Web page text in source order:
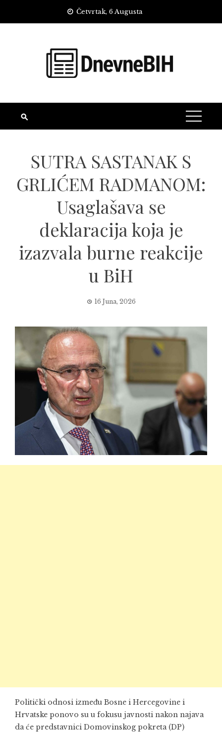
Četvrtak, 6 Augusta
SUTRA SASTANAK S
GRLIĆEM RADMANOM:
Usaglašava se
deklaracija koja je
izazvala burne reakcije
u BiH
16 Juna, 2026
Politički odnosi između Bosne i Hercegovine i
Hrvatske ponovo su u fokusu javnosti nakon najava
da će predstavnici Domovinskog pokreta (DP)